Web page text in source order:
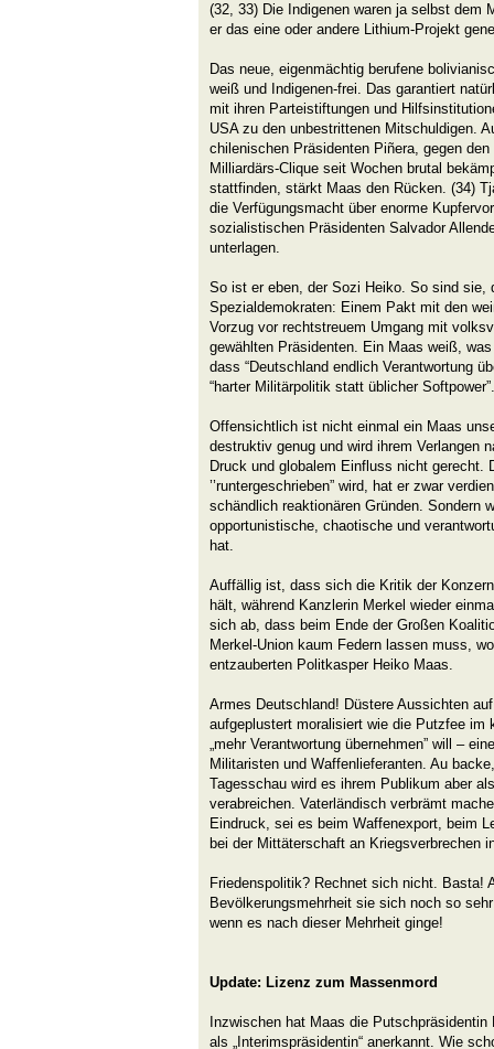
(32, 33) Die Indigenen waren ja selbst dem
er das eine oder andere Lithium-Projekt
Das neue, eigenmächtig berufene
weiß und Indigenen-frei. Das garantiert
mit ihren Parteistiftungen und
USA zu den unbestrittenen Mitschuldigen.
chilenischen Präsidenten Piñera, gegen
Milliardärs-Clique seit Wochen brutal
stattfinden, stärkt Maas den Rücken. (34)
die Verfügungsmacht über enorme
sozialistischen Präsidenten Salvador
unterlagen.
So ist er eben, der Sozi Heiko. So sind sie,
Spezialdemokraten: Einem Pakt mit den
Vorzug vor rechtstreuem Umgang mit
gewählten Präsidenten. Ein Maas weiß,
dass “Deutschland endlich Verantwortung
“harter Militärpolitik statt üblicher
Offensichtlich ist nicht einmal ein Maas
destruktiv genug und wird ihrem Verlangen
Druck und globalem Einfluss nicht gerecht.
’’runtergeschrieben” wird, hat er zwar
schändlich reaktionären Gründen. Sondern
opportunistische, chaotische und
hat.
Auffällig ist, dass sich die Kritik der
hält, während Kanzlerin Merkel wieder
sich ab, dass beim Ende der Großen
Merkel-Union kaum Federn lassen muss,
entzauberten Politkasper Heiko Maas.
Armes Deutschland! Düstere Aussichten
aufgeplustert moralisiert wie die Putzfee im
„mehr Verantwortung übernehmen” will –
Militaristen und Waffenlieferanten. Au
Tagesschau wird es ihrem Publikum aber
verabreichen. Vaterländisch verbrämt
Eindruck, sei es beim Waffenexport, beim
bei der Mittäterschaft an Kriegsverbrechen
Friedenspolitik? Rechnet sich nicht. Basta!
Bevölkerungsmehrheit sie sich noch so
wenn es nach dieser Mehrheit ginge!
Update: Lizenz zum Massenmord
Inzwischen hat Maas die
als „Interimspräsidentin“ anerkannt. Wie